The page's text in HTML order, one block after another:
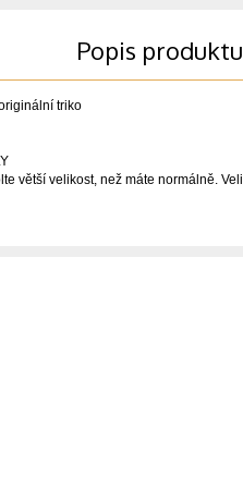
Popis
triko
větší velikost, než máte normálně.